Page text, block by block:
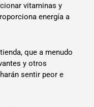
vitaminas y
energía a
que a menudo
y otros
sentir peor e